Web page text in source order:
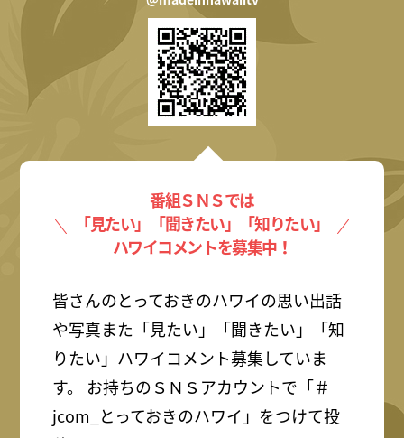
番組ＳＮＳでは
「見たい」「聞きたい」「知りたい」
ハワイコメントを募集中！
皆さんのとっておきのハワイの思い出話
や写真また「見たい」「聞きたい」「知
りたい」ハワイコメント募集していま
す。 お持ちのＳＮＳアカウントで「＃
jcom_とっておきのハワイ」をつけて投